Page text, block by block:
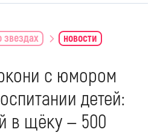
звездах новости
с юмором
детей:
в щёку — 500